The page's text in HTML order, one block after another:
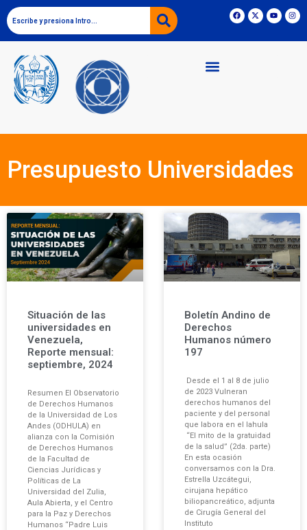
Presupuesto Universidades
Situación de las
universidades en
Venezuela,
Reporte mensual:
septiembre, 2024
Resumen El Observatorio
de Derechos Humanos
de la Universidad de Los
Andes (ODHULA) en
alianza con la Comisión
de Derechos Humanos
de la Facultad de
Ciencias Jurídicas y
Políticas de La
Universidad del Zulia,
Aula Abierta, y el Centro
para la Paz y Derechos
Humanos “Padre Luis
Boletín Andino de
Derechos
Humanos número
197
Desde el 1 al 8 de julio
de 2023 Vulneran
derechos humanos del
paciente y del personal
que labora en el Iahula
“El mito de la gratuidad
de la salud” (2da. parte)
En esta ocasión
conversamos con la Dra.
Estrella Uzcátegui,
cirujana hepático
biliopancreático, adjunta
de Cirugía General del
Instituto